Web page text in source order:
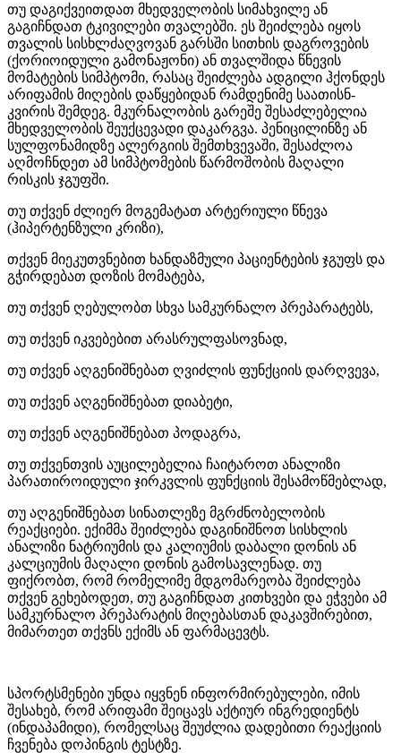
თუ დაგიქვეითდათ მხედველობის სიმახვილე ან
გაგიჩნდათ ტკივილები თვალებში. ეს შეიძლება იყოს
თვალის სისხლძაღვოვან გარსში სითხის დაგროვების
(ქორიოიდული გამონაჟონი) ან თვალშიდა წნევის
მომატების სიმპტომი, რასაც შეიძლება ადგილი ჰქონდეს
არიფამის მიღების დაწყებიდან რამდენიმე საათისნ-
კვირის შემდეგ. მკურნალობის გარეშე შესაძლებელია
მხედველობის შეუქცევადი დაკარგვა. პენიცილინზე ან
სულფონამიდზე ალერგიის შემთხვევაში, შესაძლოა
აღმოჩნდეთ ამ სიმპტომების წარმოშობის მაღალი
რისკის ჯგუფში.
თუ თქვენ ძლიერ მოგემატათ არტერიული წნევა
(ჰიპერტენზული კრიზი),
თქვენ მიეკუთვნებით ხანდაზმული პაციენტების ჯგუფს და
გჭირდებათ დოზის მომატება,
თუ თქვენ ღებულობთ სხვა სამკურნალო პრეპარატებს,
თუ თქვენ იკვებებით არასრულფასოვნად,
თუ თქვენ აღგენიშნებათ ღვიძლის ფუნქციის დარღვევა,
თუ თქვენ აღგენიშნებათ დიაბეტი,
თუ თქვენ აღგენიშნებათ პოდაგრა,
თუ თქვენთვის აუცილებელია ჩაიტაროთ ანალიზი
პარათიროიდული ჯირკვლის ფუნქციის შესამოწმებლად,
თუ აღგენიშნებათ სინათლეზე მგრძნობელობის
რეაქციები. ექიმმა შეიძლება დაგინიშნოთ სისხლის
ანალიზი ნატრიუმის და კალიუმის დაბალი დონის ან
კალციუმის მაღალი დონის გამოსავლენად. თუ
ფიქრობთ, რომ რომელიმე მდგომარეობა შეიძლება
თქვენ გეხებოდეთ, თუ გაგიჩნდათ კითხვები და ეჭვები ამ
სამკურნალო პრეპარატის მიღებასთან დაკავშირებით,
მიმართეთ თქვნს ექიმს ან ფარმაცევტს.
სპორტსმენები უნდა იყვნენ ინფორმირებულები, იმის
შესახებ, რომ არიფამი შეიცავს აქტიურ ინგრედიენტს
(ინდაპამიდი), რომელსაც შეუძლია დადებითი რეაქციის
ჩვენება დოპინგის ტესტზე.